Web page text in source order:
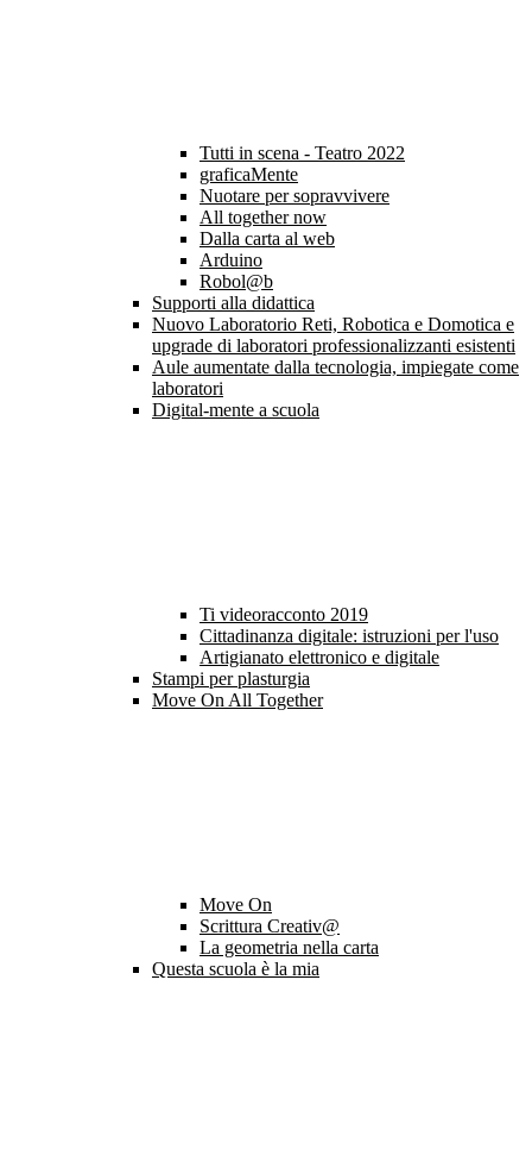
Tutti in scena - Teatro 2022
graficaMente
Nuotare per sopravvivere
All together now
Dalla carta al web
Arduino
Robol@b
Supporti alla didattica
Nuovo Laboratorio Reti, Robotica e Domotica e
upgrade di laboratori professionalizzanti esistenti
Aule aumentate dalla tecnologia, impiegate come
laboratori
Digital-mente a scuola
Ti videoracconto 2019
Cittadinanza digitale: istruzioni per l'uso
Artigianato elettronico e digitale
Stampi per plasturgia
Move On All Together
Move On
Scrittura Creativ@
La geometria nella carta
Questa scuola è la mia